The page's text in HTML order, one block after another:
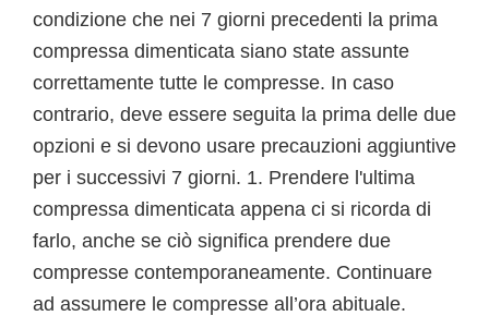
condizione che nei 7 giorni precedenti la prima
compressa dimenticata siano state assunte
correttamente tutte le compresse. In caso
contrario, deve essere seguita la prima delle due
opzioni e si devono usare precauzioni aggiuntive
per i successivi 7 giorni. 1. Prendere l'ultima
compressa dimenticata appena ci si ricorda di
farlo, anche se ciò significa prendere due
compresse contemporaneamente. Continuare
ad assumere le compresse all’ora abituale.